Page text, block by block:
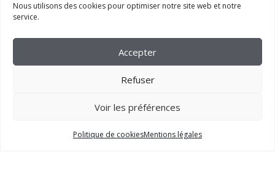
Nous utilisons des cookies pour optimiser notre site web et notre
service.
Accepter
Refuser
Voir les préférences
Politique de cookiesMentions légales
FM CRÉATION